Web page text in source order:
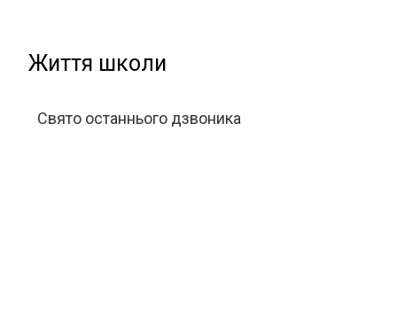
Життя школи
Свято останнього дзвоника